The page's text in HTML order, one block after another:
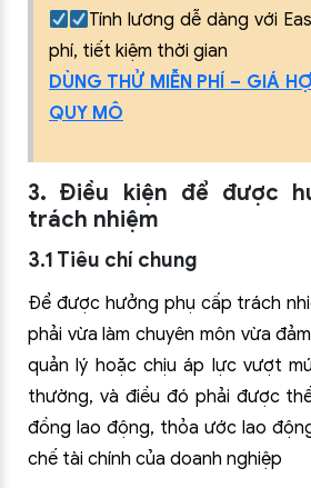
Tính lương dễ dàng với
phí, tiết kiệm thời gian
DÙNG THỬ MIỄN PHÍ – GIÁ
QUY MÔ
3. Điều kiện để được
trách nhiệm
3.1 Tiêu chí chung
Để được hưởng phụ cấp trách
phải vừa làm chuyên môn vừa
quản lý hoặc chịu áp lực vượt
thường, và điều đó phải được
đồng lao động, thỏa ước lao
chế tài chính của doanh nghiệp